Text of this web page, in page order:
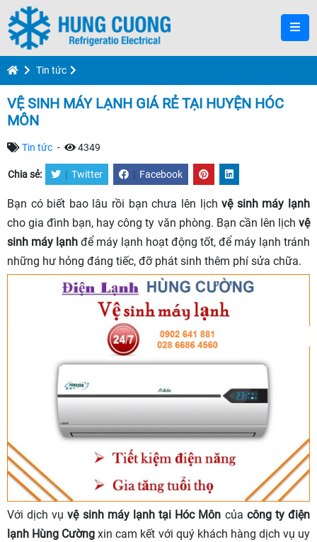
Tin tức
VỆ SINH MÁY LẠNH GIÁ RẺ TẠI HUYỆN HÓC
MÔN
Tin tức - 4349
Chia sẻ: | Twitter | Facebook
Bạn có biết bao lâu rồi bạn chưa lên lịchvệ sinh máy lạnh
cho gia đình bạn, hay công ty văn phòng. Bạn cần lên lịch vệ
sinh máy lạnh để máy lạnh hoạt động tốt, để máy lạnh tránh
những hư hỏng đáng tiếc, đỡ phát sinh thêm phí sửa chữa.
Với dịch vụvệ sinh máy lạnh tại Hóc Môn của công ty điện
lạnh Hùng Cường xin cam kết với quý khách hàng dịch vụ uy